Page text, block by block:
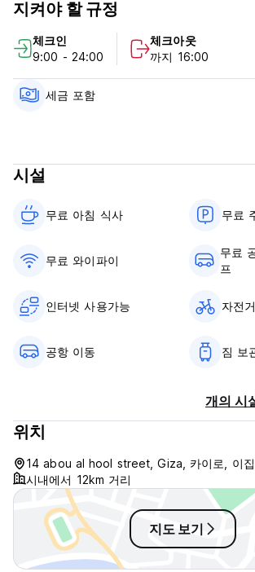
Saqqara. You can gaze and enjoy the
desert and sound and light show each
Feel at home with our charming guest
private bathrooms, LED TVs, air
TV Area, Laundry, Dry Cleaning, Ironing
Great Pyramid Inn's Policies & Conditions:
Cancellation policy: 24 hours before
Payment upon arrival by cash, credit
General:
24 hour Reception.
Child friendly.
Non smoking.
지켜야 할 규정
체크인
9:00 - 24:00
체크아웃
까지 16:00
세금 포함
시설
무료 아침 식사‎ 무료
무료 와이파이
무료
프
인터넷 사용가능 자전
공항 이동 짐 보
개의 시
위치
14 abou al hool street, Giza, 카이로, 이집
시내에서 12km 거리
지도 보기